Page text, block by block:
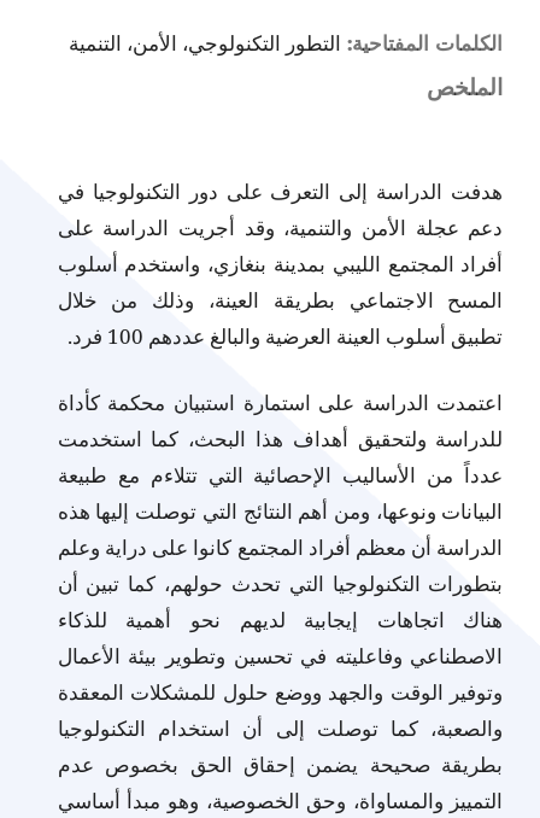
الكلمات المفتاحية: التطور التكنولوجي، الأمن، التنمية
الملخص
هدفت الدراسة إلى التعرف على دور التكنولوجيا في
دعم عجلة الأمن والتنمية، وقد أجريت الدراسة على
أفراد المجتمع الليبي بمدينة بنغازي، واستخدم أسلوب
المسح الاجتماعي بطريقة العينة، وذلك من خلال
تطبيق أسلوب العينة العرضية والبالغ عددهم 100 فرد.
اعتمدت الدراسة على استمارة استبيان محكمة كأداة
للدراسة ولتحقيق أهداف هذا البحث، كما استخدمت
عدداً من الأساليب الإحصائية التي تتلاءم مع طبيعة
البيانات ونوعها، ومن أهم النتائج التي توصلت إليها هذه
الدراسة أن معظم أفراد المجتمع كانوا على دراية وعلم
بتطورات التكنولوجيا التي تحدث حولهم، كما تبين أن
هناك اتجاهات إيجابية لديهم نحو أهمية للذكاء
الاصطناعي وفاعليته في تحسين وتطوير بيئة الأعمال
وتوفير الوقت والجهد ووضع حلول للمشكلات المعقدة
والصعبة، كما توصلت إلى أن استخدام التكنولوجيا
بطريقة صحيحة يضمن إحقاق الحق بخصوص عدم
التمييز والمساواة، وحق الخصوصية، وهو مبدأ أساسي